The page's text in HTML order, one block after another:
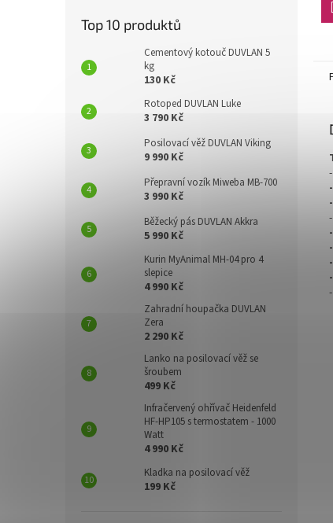
Top 10 produktů
Cementový kotouč DUVLAN 5
kg
130 Kč
Rotoped DUVLAN Luke
3 790 Kč
Posilovací věž DUVLAN Viking
9 990 Kč
Přepravní vozík Miweba MB-700
3 990 Kč
Běžecký pás DUVLAN Akkra
5 990 Kč
Kurin MyAnimal MH-04 pro 4
slepice
4 990 Kč
Zahradní houpačka DUVLAN
Zera
2 290 Kč
Lanko na posilovací věž se
šroubem
499 Kč
Infračervený ohřívač Heidenfeld
HF-HP105 s termostatem - 1000
Watt
4 990 Kč
Kladka na posilovací věž
199 Kč